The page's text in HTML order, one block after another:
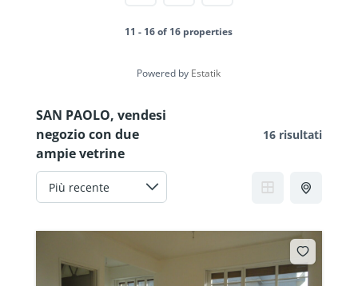
11 - 16 of 16 properties
Powered by Estatik
SAN PAOLO, vendesi
negozio con due
ampie vetrine
16 risultati